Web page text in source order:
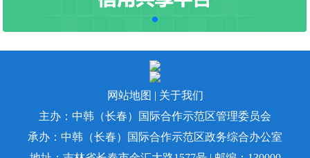
网站地图 | 关于我们
主办：中韩（长春）国际合作示范区管理委员会
承办：中韩（长春）国际合作示范区政务综合办公室